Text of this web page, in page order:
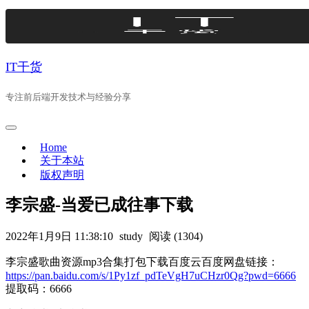
Skip
IT干货
专注前后端开发技术与经验分享
Home
关于本站
版权声明
李宗盛-当爱已成往事下载
2022年1月9日 11:38:10 study 阅读 (1304)
李宗盛歌曲资源mp3合集打包下载百度云百度网盘链接：
https://pan.baidu.com/s/1Py1zf_pdTeVgH7uCHzr0Qg?pwd=6666
提取码：6666